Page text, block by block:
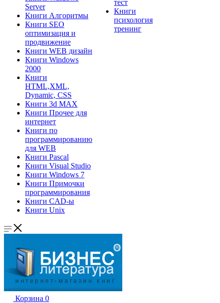
Server
Книги Алгоритмы
Книги SEO
оптимизация и
продвижение
Книги WEB дизайн
Книги Windows
2000
Книги
HTML,XML,
Dynamic, CSS
Книги 3d MAX
Книги Прочее для
интернет
Книги по
программированию
для WEB
Книги Pascal
Книги Visual Studio
Книги Windows 7
Книги Примочки
программирования
Книги CAD-ы
Книги Unix
тест
Книги
психология
тренинг
Корзина 0